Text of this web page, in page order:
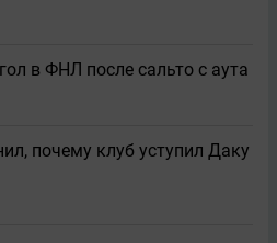
в ФНЛ после сальто с аута
почему клуб уступил Даку